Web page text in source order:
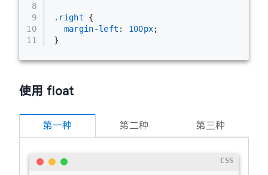
8
9
10
11
.right {
margin-left : 100px;
}
使用 float
第一种 第二种 第三种
CSS